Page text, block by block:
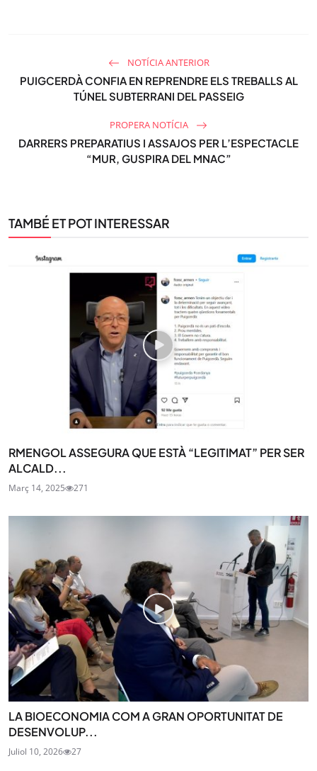
NOTÍCIA ANTERIOR
PUIGCERDÀ CONFIA EN REPRENDRE ELS TREBALLS AL
TÚNEL SUBTERRANI DEL PASSEIG
PROPERA NOTÍCIA
DARRERS PREPARATIUS I ASSAJOS PER L’ESPECTACLE
“MUR, GUSPIRA DEL MNAC”
TAMBÉ ET POT INTERESSAR
RMENGOL ASSEGURA QUE ESTÀ “LEGITIMAT” PER SER
ALCALD...
Març 14, 2025 271
LA BIOECONOMIA COM A GRAN OPORTUNITAT DE
DESENVOLUP...
Juliol 10, 2026 27